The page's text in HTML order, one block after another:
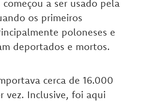
começou a ser usado pela
os primeiros
poloneses e
deportados e mortos.
cerca de 16.000
vez. Inclusive, foi aqui